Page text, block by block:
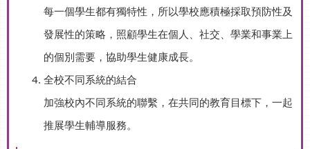
每一個學生都有獨特性，所以學校應積極採取預防性及
發展性的策略，照顧學生在個人、社交、學業和事業上
的個別需要，協助學生健康成長。
全校不同系統的結合
加強校內不同系統的聯繫，在共同的教育目標下，一起
推展學生輔導服務。